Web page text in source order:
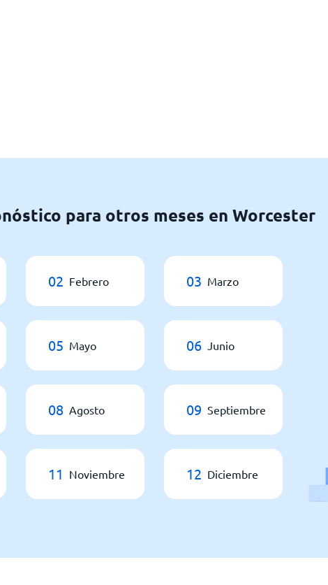
para otros meses en Worcester
02 Febrero 03 Marzo
05 Mayo 06 Junio
08 Agosto 09 Septiembre
11 Noviembre 12 Diciembre